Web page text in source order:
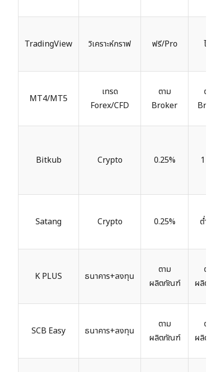
TradingView วิเคราะห์กราฟ ฟรี/Pro ไม่มี
MT4/MT5
เทรด
Forex/CFD
ตาม
Broker
ตาม
Broker
Bitkub Crypto 0.25% 1 บาท
Satang Crypto 0.25% ต่ำมาก
K PLUS ธนาคาร+ลงทุน
ตาม
ผลิตภัณฑ์
ตาม
ผลิตภัณ
SCB Easy ธนาคาร+ลงทุน
ตาม
ผลิตภัณฑ์
ตาม
ผลิตภัณ